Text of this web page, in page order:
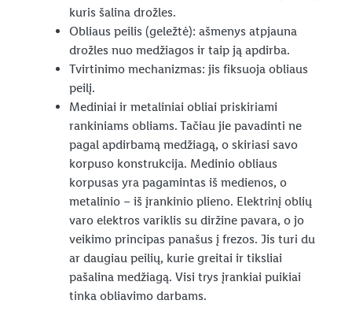
kuris šalina drožles.
Obliaus peilis (geležtė): ašmenys atpjauna
drožles nuo medžiagos ir taip ją apdirba.
Tvirtinimo mechanizmas: jis fiksuoja obliaus
peilį.
Mediniai ir metaliniai obliai priskiriami
rankiniams obliams. Tačiau jie pavadinti ne
pagal apdirbamą medžiagą, o skiriasi savo
korpuso konstrukcija. Medinio obliaus
korpusas yra pagamintas iš medienos, o
metalinio – iš įrankinio plieno. Elektrinį oblių
varo elektros variklis su diržine pavara, o jo
veikimo principas panašus į frezos. Jis turi du
ar daugiau peilių, kurie greitai ir tiksliai
pašalina medžiagą. Visi trys įrankiai puikiai
tinka obliavimo darbams.